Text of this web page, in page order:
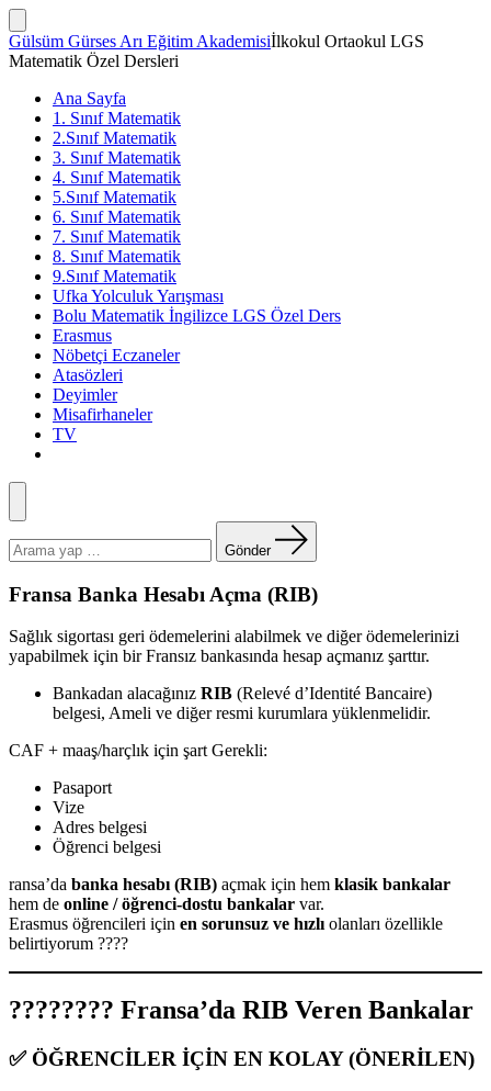
İçeriğe
atla
Arama
Çubuğunu
Göster/Gizle
Gülsüm Gürses Arı Eğitim Akademisiİlkokul Ortaokul LGS
Matematik Özel Dersleri
Ana Sayfa
1. Sınıf Matematik
2.Sınıf Matematik
3. Sınıf Matematik
4. Sınıf Matematik
5.Sınıf Matematik
6. Sınıf Matematik
7. Sınıf Matematik
8. Sınıf Matematik
9.Sınıf Matematik
Ufka Yolculuk Yarışması
Bolu Matematik İngilizce LGS Özel Ders
Erasmus
Nöbetçi Eczaneler
Atasözleri
Deyimler
Misafirhaneler
TV
Menü
yapın:
Gönder
Fransa Banka Hesabı Açma (RIB)
Sağlık sigortası geri ödemelerini alabilmek ve diğer ödemelerinizi
yapabilmek için bir Fransız bankasında hesap açmanız şarttır.
Bankadan alacağınız RIB (Relevé d’Identité Bancaire)
belgesi, Ameli ve diğer resmi kurumlara yüklenmelidir.
CAF + maaş/harçlık için şart Gerekli:
Pasaport
Vize
Adres belgesi
Öğrenci belgesi
ransa’da banka hesabı (RIB) açmak için hem klasik bankalar
hem de online / öğrenci-dostu bankalar var.
Erasmus öğrencileri için en sorunsuz ve hızlıolanları özellikle
belirtiyorum ????
???????? Fransa’da RIB Veren Bankalar
✅ ÖĞRENCİLER İÇİN EN KOLAY (ÖNERİLEN)